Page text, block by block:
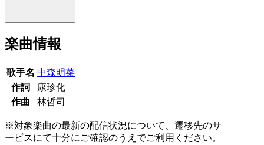
楽曲情報
歌手名 中森明菜
作詞
康珍化
作曲
林哲司
※対象楽曲の最新の配信状況について、遷移先のサ
ービスにて十分にご確認のうえでご利用ください。